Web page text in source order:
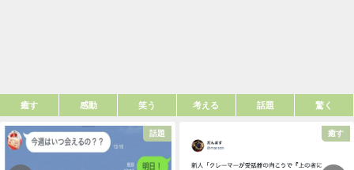
癒す 感動 笑う 考える 話題 驚く
話題 癒す